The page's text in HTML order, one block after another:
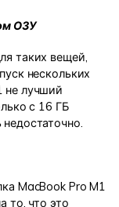
ОЗУ
таких вещей,
нескольких
не лучший
с 16 ГБ
MacBook Pro M1
то, что это